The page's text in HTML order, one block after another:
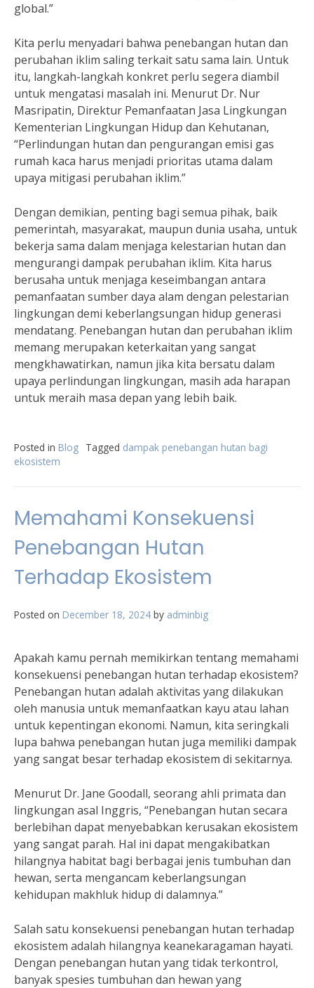
global.”
Kita perlu menyadari bahwa penebangan hutan dan
perubahan iklim saling terkait satu sama lain. Untuk
itu, langkah-langkah konkret perlu segera diambil
untuk mengatasi masalah ini. Menurut Dr. Nur
Masripatin, Direktur Pemanfaatan Jasa Lingkungan
Kementerian Lingkungan Hidup dan Kehutanan,
“Perlindungan hutan dan pengurangan emisi gas
rumah kaca harus menjadi prioritas utama dalam
upaya mitigasi perubahan iklim.”
Dengan demikian, penting bagi semua pihak, baik
pemerintah, masyarakat, maupun dunia usaha, untuk
bekerja sama dalam menjaga kelestarian hutan dan
mengurangi dampak perubahan iklim. Kita harus
berusaha untuk menjaga keseimbangan antara
pemanfaatan sumber daya alam dengan pelestarian
lingkungan demi keberlangsungan hidup generasi
mendatang. Penebangan hutan dan perubahan iklim
memang merupakan keterkaitan yang sangat
mengkhawatirkan, namun jika kita bersatu dalam
upaya perlindungan lingkungan, masih ada harapan
untuk meraih masa depan yang lebih baik.
Posted in Blog Tagged dampak penebangan hutan bagi
ekosistem
Memahami Konsekuensi
Penebangan Hutan
Terhadap Ekosistem
Posted on December 18, 2024 by adminbig
Apakah kamu pernah memikirkan tentang memahami
konsekuensi penebangan hutan terhadap ekosistem?
Penebangan hutan adalah aktivitas yang dilakukan
oleh manusia untuk memanfaatkan kayu atau lahan
untuk kepentingan ekonomi. Namun, kita seringkali
lupa bahwa penebangan hutan juga memiliki dampak
yang sangat besar terhadap ekosistem di sekitarnya.
Menurut Dr. Jane Goodall, seorang ahli primata dan
lingkungan asal Inggris, “Penebangan hutan secara
berlebihan dapat menyebabkan kerusakan ekosistem
yang sangat parah. Hal ini dapat mengakibatkan
hilangnya habitat bagi berbagai jenis tumbuhan dan
hewan, serta mengancam keberlangsungan
kehidupan makhluk hidup di dalamnya.”
Salah satu konsekuensi penebangan hutan terhadap
ekosistem adalah hilangnya keanekaragaman hayati.
Dengan penebangan hutan yang tidak terkontrol,
banyak spesies tumbuhan dan hewan yang